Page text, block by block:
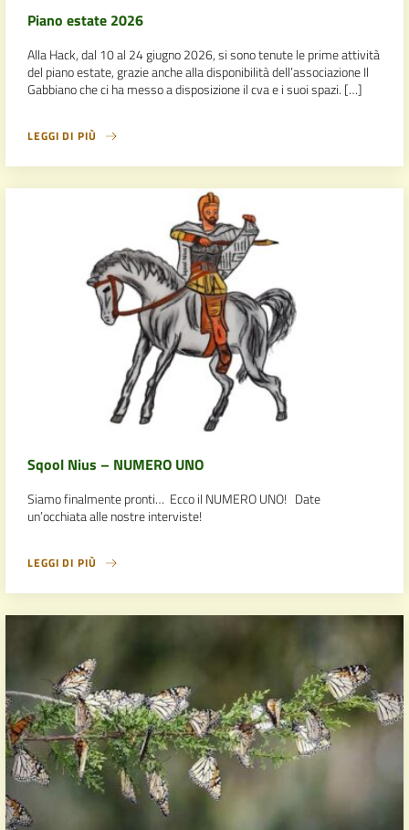
Piano estate 2026
Alla Hack, dal 10 al 24 giugno 2026, si sono tenute le prime attività
del piano estate, grazie anche alla disponibilità dell’associazione Il
Gabbiano che ci ha messo a disposizione il cva e i suoi spazi. […]
LEGGI DI PIÙ
Sqool Nius – NUMERO UNO
Siamo finalmente pronti… Ecco il NUMERO UNO! Date
un’occhiata alle nostre interviste!
LEGGI DI PIÙ